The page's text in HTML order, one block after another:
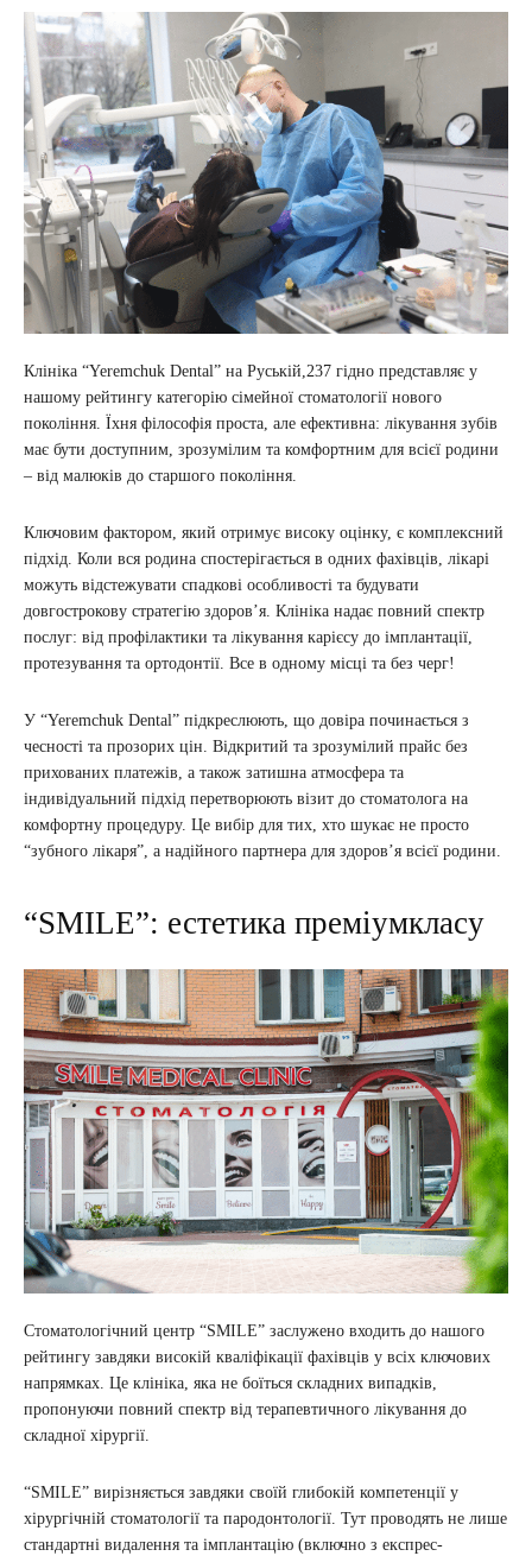
Клініка “Yeremchuk Dental” на Руській,237 гідно представляє у
нашому рейтингу категорію сімейної стоматології нового
покоління. Їхня філософія проста, але ефективна: лікування зубів
має бути доступним, зрозумілим та комфортним для всієї родини
– від малюків до старшого покоління.
Ключовим фактором, який отримує високу оцінку, є комплексний
підхід. Коли вся родина спостерігається в одних фахівців, лікарі
можуть відстежувати спадкові особливості та будувати
довгострокову стратегію здоров’я. Клініка надає повний спектр
послуг: від профілактики та лікування карієсу до імплантації,
протезування та ортодонтії. Все в одному місці та без черг!
У “Yeremchuk Dental” підкреслюють, що довіра починається з
чесності та прозорих цін. Відкритий та зрозумілий прайс без
прихованих платежів, а також затишна атмосфера та
індивідуальний підхід перетворюють візит до стоматолога на
комфортну процедуру. Це вибір для тих, хто шукає не просто
“зубного лікаря”, а надійного партнера для здоров’я всієї родини.
“SMILE”: естетика преміумкласу
Стоматологічний центр “SMILE” заслужено входить до нашого
рейтингу завдяки високій кваліфікації фахівців у всіх ключових
напрямках. Це клініка, яка не боїться складних випадків,
пропонуючи повний спектр від терапевтичного лікування до
складної хірургії.
“SMILE” вирізняється завдяки своїй глибокій компетенції у
хірургічній стоматології та пародонтології. Тут проводять не лише
стандартні видалення та імплантацію (включно з експрес-